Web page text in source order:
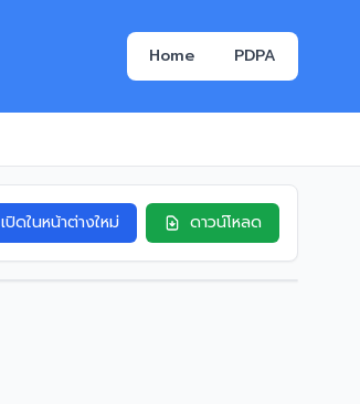
Home PDPA
เปิดในหน้าต่างใหม่ ดาวน์โหลด